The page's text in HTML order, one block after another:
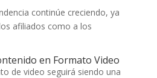
continúe creciendo, ya
afiliados como a los
en Formato Video
de video seguirá siendo una